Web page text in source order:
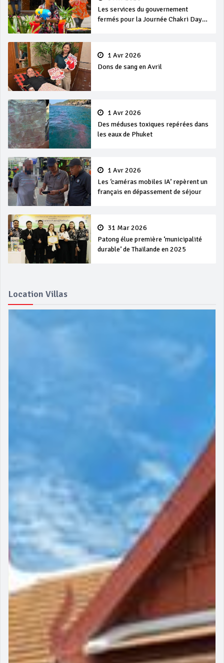
Les services du gouvernement
fermés pour la Journée Chakri Day
1 Avr 2026
Dons de sang en Avril
1 Avr 2026
Des méduses toxiques repérées dans
les eaux de Phuket
1 Avr 2026
Les ‘caméras mobiles IA’ repèrent un
français en dépassement de séjour
31 Mar 2026
Patong élue première ‘municipalité
durable’ de Thaïlande en 2025
Location Villas